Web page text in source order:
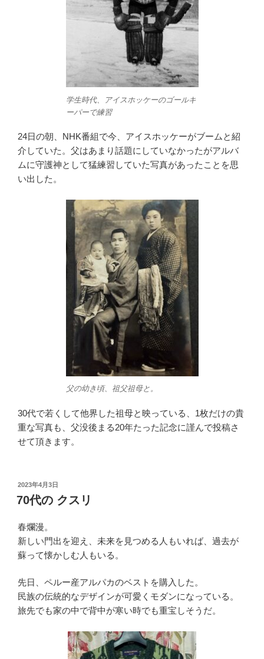
学生時代、アイスホッケーのゴールキ
ーパーで練習
24日の朝、NHK番組で今、アイスホッケーがブームと紹
介していた。父はあまり話題にしていなかったがアルバ
ムに守護神として猛練習していた写真があったことを思
い出した。
父の幼き頃、祖父祖母と。
30代で若くして他界した祖母と映っている、1枚だけの貴
重な写真も、父没後まる20年たった記念に謹んで投稿さ
せて頂きます。
投
稿
日:
2023年4月3日
70代の クスリ
春爛漫。
新しい門出を迎え、未来を見つめる人もいれば、過去が
蘇って懐かしむ人もいる。
先日、ペルー産アルパカのベストを購入した。
民族の伝統的なデザインが可愛くモダンになっている。
旅先でも家の中で背中が寒い時でも重宝しそうだ。